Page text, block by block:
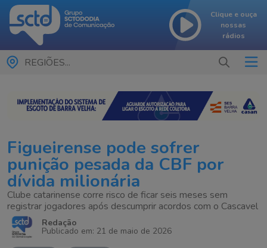
Clique e ouça
nossas
rádios
REGIÕES...
Figueirense pode sofrer
punição pesada da CBF por
dívida milionária
Clube catarinense corre risco de ficar seis meses sem
registrar jogadores após descumprir acordos com o Cascavel
Redação
Publicado em: 21 de maio de 2026